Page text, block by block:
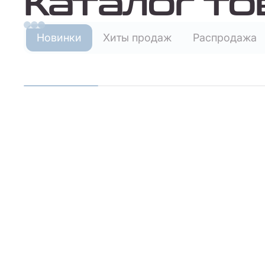
Новинки Хиты продаж Распродажа